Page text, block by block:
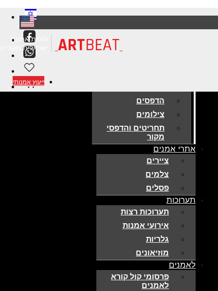
לגלות אמנות
ישראלית מקורית
ARTBEAT
ייעוץ אמנותי
הדפסים
צילומים
תחריטים והדפסי
מקור
אתרי אמנים
ציירים
צלמים
פסלים
תערוכות
תערוכות רצות
אירועי אמנות
גלריות
מוזיאונים
לאמנים
פרסומי קול קורא
לאמנים